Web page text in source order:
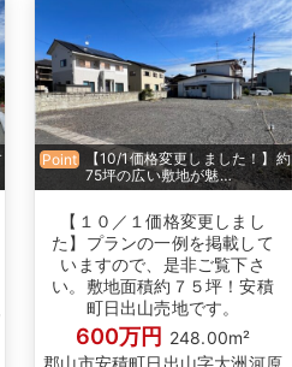
【１０／１価格変更しまし
た】プランの一例を掲載して
いますので、是非ご覧下さ
い。敷地面積約７５坪！安積
町日出山売地です。
600万円 248.00m²
Point
【10/1価格変更しました！】約
75坪の広い敷地が魅…